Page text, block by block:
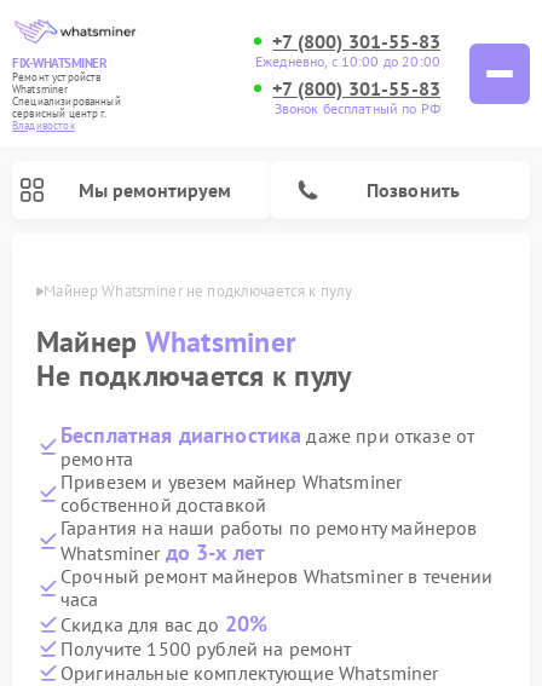
FIX-WHATSMINER
Ремонт устройств
Whatsminer
Специализированный
cервисный центр г.
Владивосток
+7 (800) 301-55-83
Ежедневно, с 10:00 до 20:00
+7 (800) 301-55-83
Звонок бесплатный по РФ
Мы ремонтируем Позвонить
Майнер Whatsminer не подключается к пулу
Майнер Whatsminer
Не подключается к пулу
Бесплатная диагностика даже при отказе от
ремонта
Привезем и увезем майнер Whatsminer
собственной доставкой
Гарантия на наши работы по ремонту майнеров
Whatsminer до 3-х лет
Срочный ремонт майнеров Whatsminer в течении
часа
Скидка для вас до 20%
Получите 1500 рублей на ремонт
Оригинальные комплектующие Whatsminer